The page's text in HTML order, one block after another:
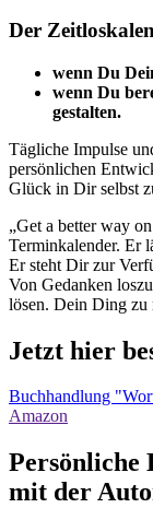
Der
wenn Du
wenn Du
gestalten.
Tägliche Impulse
persönlichen
Glück in Dir selbst
„Get a better way
Terminkalender. Er
Er steht Dir zur
Von Gedanken
lösen. Dein Ding zu
Jetzt hier
Buchhandlung
Amazon
Persönliche
mit der